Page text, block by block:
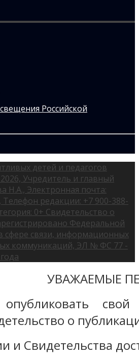
детей и педагогов
Учредитель и главный
Н.А., Электронная почта:
редакции: +7 900-388-
0+ Свидетельство о
Федеральной
сфере связи, информационных
коммуникаций, ЭЛ № ФС 77 -
УВАЖАЕМЫЕ
о
и Свидетельства